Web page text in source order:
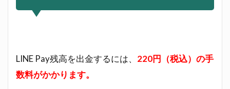
イミ
ング
に注
LINE Pay残高を出金するには、 220円（税込）の手
数料がかかります。